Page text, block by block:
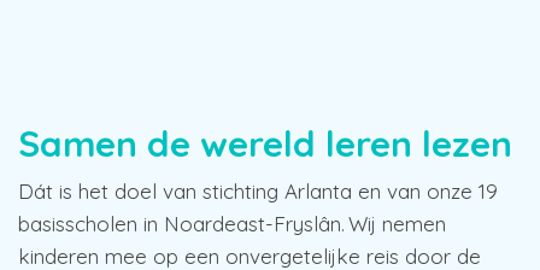
Samen de wereld leren lezen
Dát is het doel van stichting Arlanta en van onze 19
basisscholen in Noardeast-Fryslân. Wij nemen
kinderen mee op een onvergetelijke reis door de